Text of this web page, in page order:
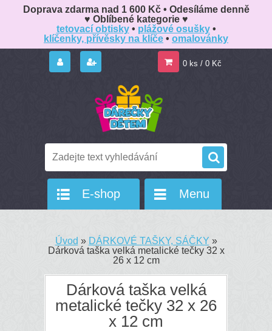
Doprava zdarma nad 1 600 Kč • Odesíláme denně
♥️ Oblíbené kategorie ♥️
tetovací obtisky• plážové osušky•
klíčenky, přívěsky na klíče • omalovánky
0 ks / 0 Kč
E-shop Menu
Úvod » DÁRKOVÉ TAŠKY, SÁČKY »
Dárková taška velká metalické tečky 32 x
26 x 12 cm
Dárková taška velká
metalické tečky 32 x 26
x 12 cm